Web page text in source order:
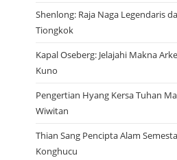
Shenlong: Raja Naga Legendaris
Tiongkok
Kapal Oseberg: Jelajahi Makna
Kuno
Pengertian Hyang Kersa Tuhan
Wiwitan
Thian Sang Pencipta Alam
Konghucu